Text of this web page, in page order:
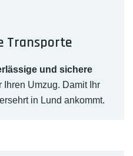
Transporte
und sichere
Ihren Umzug. Damit Ihr
in Lund ankommt.